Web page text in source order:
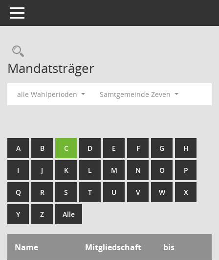
Toggle navigation
Rechercheauswahl
Mandatsträger
alle Wahlperioden Samtgemeinde Zeven
A B C D E F G H
I J K L M N O P
Q R S T U V W X
Y Z Alle
Name Mitgliedschaft bis